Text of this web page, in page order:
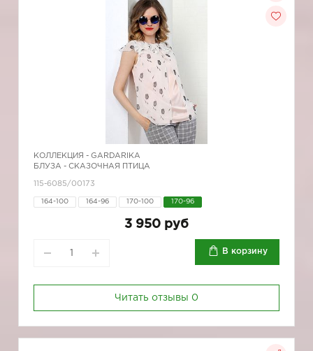
КОЛЛЕКЦИЯ - GARDARIKA
БЛУЗА - СКАЗОЧНАЯ ПТИЦА
115-6085/00173
164-100 164-96 170-100 170-96
3 950 руб
В корзину
Читать отзывы 0